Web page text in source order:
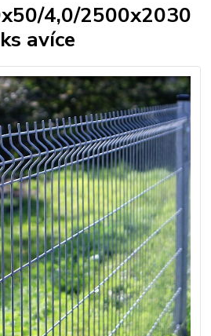
4,0/2500x2030
avíce